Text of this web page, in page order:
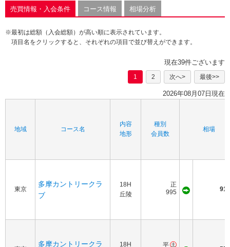
売買情報・入会条件 コース情報 相場分析
※最初は総額（入会総額）が高い順に表示されています。
項目名をクリックすると、それぞれの項目で並び替えができます。
現在39件ございます
1 2 次へ> 最後>>
2026年08月07日現在
地域 コース名
内容
地形
種別
会員数
相場
東京
多摩カントリークラ
ブ
18H
丘陵
正
995
多摩カントリークラ
18H
平